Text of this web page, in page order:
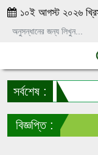
১০ই আগস্ট ২০২৬
সর্বশেষ :
বিজ্ঞপ্তি :